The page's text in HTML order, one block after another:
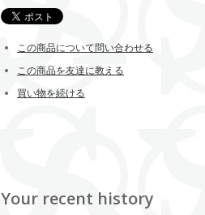
この商品について問い合わせる
この商品を友達に教える
買い物を続ける
Your recent history